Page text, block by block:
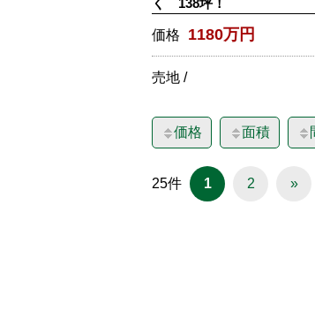
く 138坪！
価格 1180万円
売地 /
価格 面積
25件 1 2 »